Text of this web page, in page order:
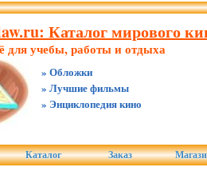
Каталог мирового
для учебы, работы и отдыха
» Обложки
» Лучшие фильмы
» Энциклопедия кино
Каталог Заказ